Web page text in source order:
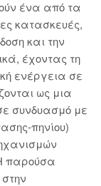
ένα από τα
κατασκευές,
και την
έχοντας τη
ενέργεια σε
ως μια
συνδυασμό με
πηνίου)
παρούσα